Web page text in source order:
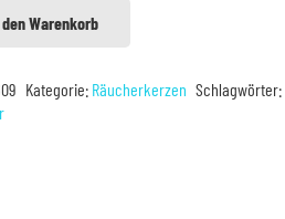
Warenkorb
Kategorie: Räucherkerzen Schlagwörter: